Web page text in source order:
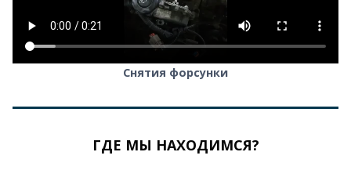
Снятия форсунки
ГДЕ МЫ НАХОДИМСЯ?